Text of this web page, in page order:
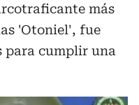
más
'Otoniel', fue
para cumplir una